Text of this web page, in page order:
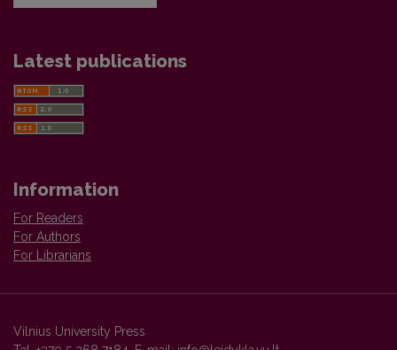
Latest publications
Information
For Readers
For Authors
For Librarians
Vilnius University Press